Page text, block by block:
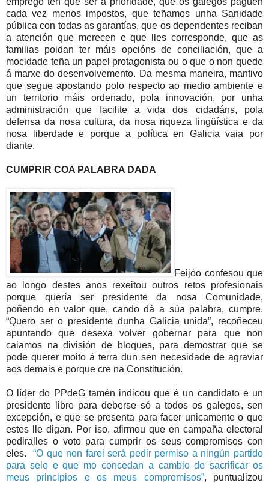
cada vez menos impostos, que teñamos unha Sanidade
pública con todas as garantías, que os dependentes reciban
a atención que merecen e que lles corresponde, que as
familias poidan ter máis opcións de conciliación, que a
mocidade teña un papel protagonista ou o que o non quede
á marxe do desenvolvemento. Da mesma maneira, mantivo
que segue apostando polo respecto ao medio ambiente e
un territorio máis ordenado, pola innovación, por unha
administración que facilite a vida dos cidadáns, pola
defensa da nosa cultura, da nosa riqueza lingüística e da
nosa liberdade e porque a política en Galicia vaia por
diante.
CUMPRIR COA PALABRA DADA
Feijóo confesou que
ao longo destes anos rexeitou outros retos profesionais
porque quería ser presidente da nosa Comunidade,
poñendo en valor que, cando dá a súa palabra, cumpre.
“Quero ser o presidente dunha Galicia unida”, recoñeceu
apuntando que desexa volver gobernar para que non
caiamos na división de bloques, para demostrar que se
pode querer moito á terra dun sen necesidade de agraviar
aos demais e porque cre na Constitución.
O líder do PPdeG tamén indicou que é un candidato e un
presidente libre para deberse só a todos os galegos, sen
excepción, e que se presenta para facer unicamente o que
estes lle digan. Por iso, afirmou que en campaña electoral
pediralles o voto para cumprir os seus compromisos con
eles.“O que non farei será pedir permiso a ningún partido
para selo e que mo concedan a cambio de sacrificar os
meus principios e os meus compromisos”, puntualizou